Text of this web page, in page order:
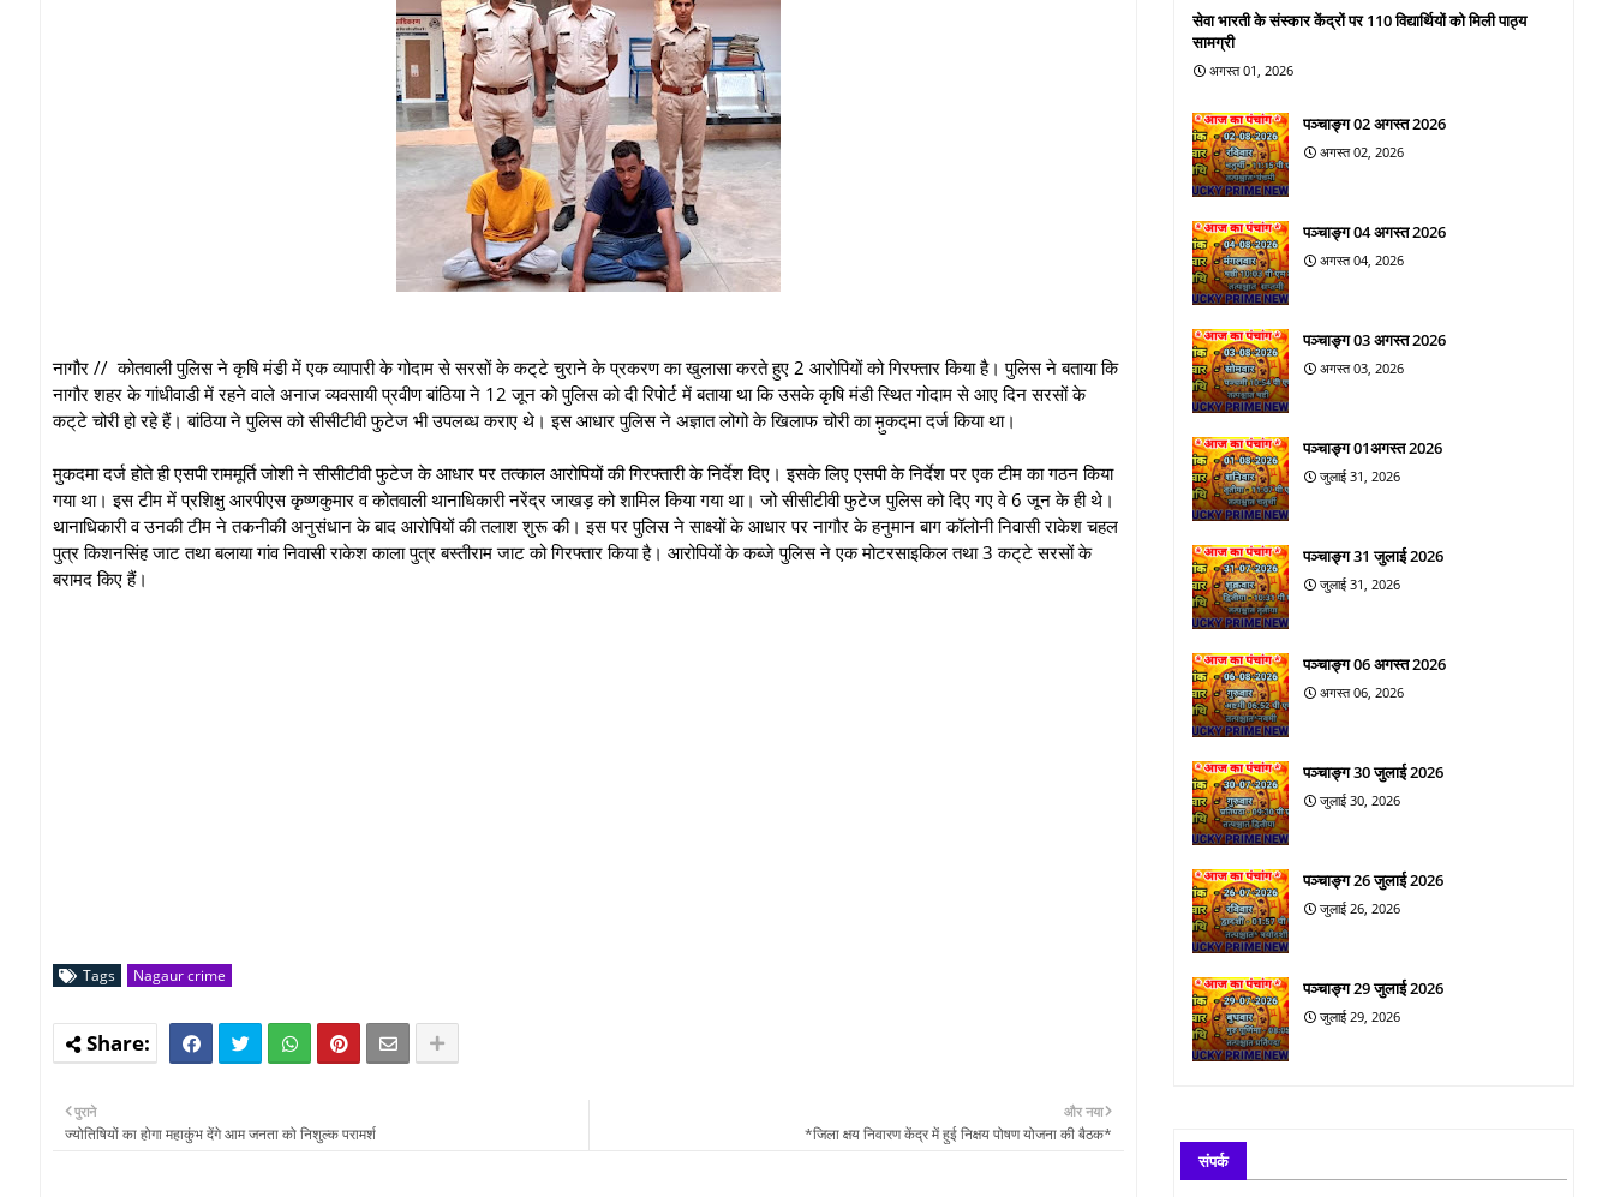
नागौर // कोतवाली पुलिस ने कृषि मंडी में एक व्यापारी के गोदाम से सरसों के कट्‌टे चुराने के प्रकरण का खुलासा करते हुए 2 आरोपियों को गिरफ्तार किया है। पुलिस ने बताया कि
नागौर शहर के गांधीवाडी में रहने वाले अनाज व्यवसायी प्रवीण बांठिया ने 12 जून को पुलिस को दी रिपोर्ट में बताया था कि उसके कृषि मंडी स्थित गोदाम से आए दिन सरसों के
कट्‌टे चोरी हो रहे हैं। बांठिया ने पुलिस को सीसीटीवी फुटेज भी उपलब्ध कराए थे। इस आधार पुलिस ने अज्ञात लोगो के खिलाफ चोरी का म़ुकदमा दर्ज किया था।
मुकदमा दर्ज होते ही एसपी राममूर्ति जोशी ने सीसीटीवी फुटेज के आधार पर तत्काल आरोपियों की गिरफ्तारी के निर्देश दिए। इसके लिए एसपी के निर्देश पर एक टीम का गठन किया
गया था। इस टीम में प्रशिक्षु आरपीएस कृष्णकुमार व कोतवाली थानाधिकारी नरेंद्र जाखड़ को शामिल किया गया था। जो सीसीटीवी फुटेज पुलिस को दिए गए वे 6 जून के ही थे।
थानाधिकारी व उनकी टीम ने तकनीकी अनुसंधान के बाद आरोपियों की तलाश शुरू की। इस पर पुलिस ने साक्ष्यों के आधार पर नागौर के हनुमान बाग कॉलोनी निवासी राकेश चहल
पुत्र किशनसिंह जाट तथा बलाया गांव निवासी राकेश काला पुत्र बस्तीराम जाट को गिरफ्तार किया है। आरोपियों के कब्जे पुलिस ने एक मोटरसाइकिल तथा 3 कट्‌टे सरसों के
बरामद किए हैं।
Tags Nagaur crime
और नया
*जिला क्षय निवारण केंद्र में हुई निक्षय पोषण योजना की बैठक*
पुराने
ज्योतिषियों का होगा महाकुंभ देंगे आम जनता को निशुल्क परामर्श
सेवा भारती के संस्कार केंद्रों पर 110 विद्यार्थियों को मिली पाठ्य
सामग्री
अगस्त 01, 2026
पञ्चाङ्ग 02 अगस्त 2026
अगस्त 02, 2026
पञ्चाङ्ग 04 अगस्त 2026
अगस्त 04, 2026
पञ्चाङ्ग 03 अगस्त 2026
अगस्त 03, 2026
पञ्चाङ्ग 01अगस्त 2026
जुलाई 31, 2026
पञ्चाङ्ग 31 जुलाई 2026
जुलाई 31, 2026
पञ्चाङ्ग 06 अगस्त 2026
अगस्त 06, 2026
पञ्चाङ्ग 30 जुलाई 2026
जुलाई 30, 2026
पञ्चाङ्ग 26 जुलाई 2026
जुलाई 26, 2026
पञ्चाङ्ग 29 जुलाई 2026
जुलाई 29, 2026
संपर्क